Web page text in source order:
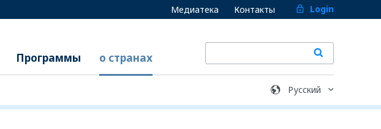
Медиатека Контакты Login
Программы о странах